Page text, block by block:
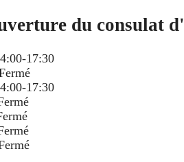
du consulat
17:30
17:30